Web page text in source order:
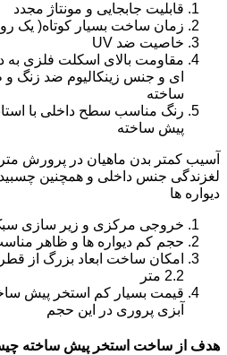
قابلیت جابجایی و مونتاژ مجدد
زمان ساخت بسیار کوتاه( یک
خاصیت ضد UV
مقاومت بالای اسکلت فلزی
ای و جنس زینکالیوم ضد زنگ
ساخته
رنگ مناسب سطح داخلی با
پیش ساخته
آسیب کمتر بدن ماهیان در پرورش
لغزندگی جنس داخلی و همچنین
دیواره ها
خروجی مرکزی و زیر سازی
حجم کم دیواره ها و ظاهر
2.2 متر
قیمت بسیار کم استخر پیش
آبزی پروری در این حجم
هدف از ساخت استخر پیش ساخته